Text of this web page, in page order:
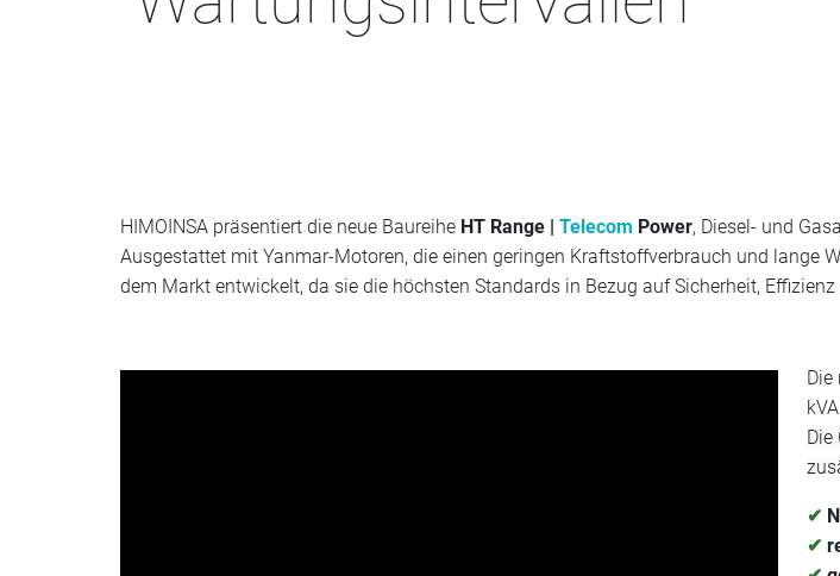
HIMOINSA präsentiert die neue Baureihe HT Range | Telecom Power, Diesel- und
Ausgestattet mit Yanmar-Motoren, die einen geringen Kraftstoffverbrauch und lange
dem Markt entwickelt, da sie die höchsten Standards in Bezug auf Sicherheit,
Die
Die
✔
✔